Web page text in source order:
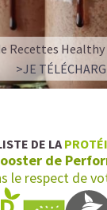
Recettes
>JE
DE LA
de
le respect de